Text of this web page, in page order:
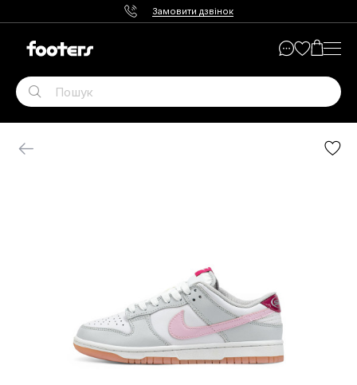
Замовити дзвінок